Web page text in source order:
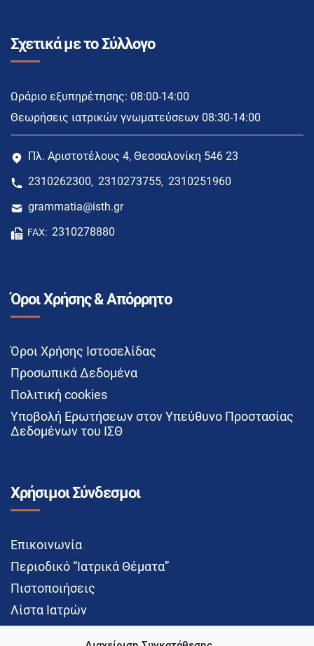
Σχετικά με το Σύλλογο
Ωράριο εξυπηρέτησης: 08:00-14:00
Θεωρήσεις ιατρικών γνωματεύσεων 08:30-14:00
Πλ. Αριστοτέλους 4, Θεσσαλονίκη 546 23
2310262300, 2310273755, 2310251960
grammatia@isth.gr
FAX: 2310278880
Όροι Χρήσης & Απόρρητο
Όροι Χρήσης Ιστοσελίδας
Προσωπικά Δεδομένα
Πολιτική cookies
Υποβολή Ερωτήσεων στον Υπεύθυνο Προστασίας
Δεδομένων του ΙΣΘ
Χρήσιμοι Σύνδεσμοι
Επικοινωνία
Περιοδικό “Ιατρικά Θέματα”
Πιστοποιήσεις
Λίστα Ιατρών